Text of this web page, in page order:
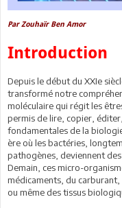
Par Zouhaïr Ben Amor
Introduction
Depuis le début du XXIe
transformé notre
moléculaire qui régit les
permis de lire, copier,
fondamentales de la
ère où les bactéries,
pathogènes, deviennent
Demain, ces micro-
médicaments, du
ou même des tissus